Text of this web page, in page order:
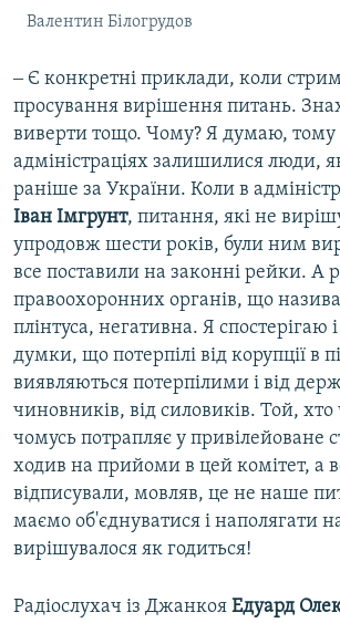
Валентин Білогрудов
‒ Є конкретні приклади, коли
просування вирішення питань.
виверти тощо. Чому? Я думаю,
адміністраціях залишилися люди,
раніше за України. Коли в
Іван Імгрунт, питання, які не
упродовж шести років, були ним
все поставили на законні рейки. А
правоохоронних органів, що
плінтуса, негативна. Я спостерігаю
думки, що потерпілі від корупції в
виявляються потерпілими і від
чиновників, від силовиків. Той,
чомусь потрапляє у привілейоване
ходив на прийоми в цей комітет, а
відписували, мовляв, це не наше
маємо об'єднуватися і наполягати
вирішувалося як годиться!
Радіослухач із Джанкоя Едуард